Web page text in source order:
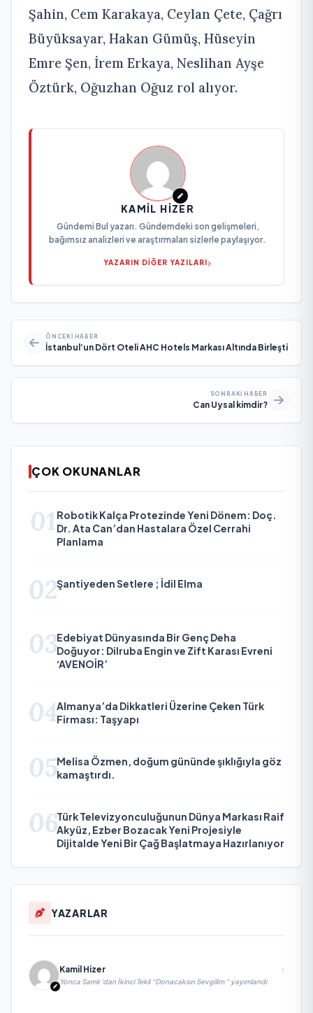
Şahin, Cem Karakaya, Ceylan Çete, Çağrı
Büyüksayar, Hakan Gümüş, Hüseyin
Emre Şen, İrem Erkaya, Neslihan Ayşe
Öztürk, Oğuzhan Oğuz rol alıyor.
KAMIL HIZER
Gündemi Bul yazarı. Gündemdeki son gelişmeleri,
bağımsız analizleri ve araştırmaları sizlerle paylaşıyor.
YAZARIN DİĞER YAZILARI
ÖNCEKI HABER
İstanbul’un Dört Oteli AHC Hotels Markası Altında Birleşti
SONRAKI HABER
Can Uysal kimdir?
ÇOK OKUNANLAR
01 Robotik Kalça Protezinde Yeni Dönem: Doç.
Dr. Ata Can’dan Hastalara Özel Cerrahi
Planlama
02Şantiyeden Setlere ; İdil Elma
03Edebiyat Dünyasında Bir Genç Deha
Doğuyor: Dilruba Engin ve Zift Karası Evreni
‘AVENOİR’
04Almanya’da Dikkatleri Üzerine Çeken Türk
Firması: Taşyapı
05Melisa Özmen, doğum gününde şıklığıyla göz
kamaştırdı.
06Türk Televizyonculuğunun Dünya Markası Raif
Akyüz, Ezber Bozacak Yeni Projesiyle
Dijitalde Yeni Bir Çağ Başlatmaya Hazırlanıyor
YAZARLAR
Kamil Hizer
Yonca Samlı ‘dan İkinci Tekli “Donacaksın Sevgilim “ yayımlandı